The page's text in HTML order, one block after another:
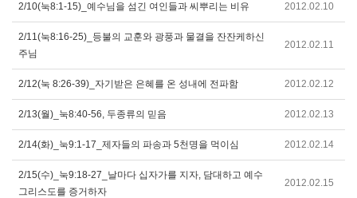
2/10(눅8:1-15)_예수님을 섬긴 여인들과 씨뿌리는 비유 2012.02.10
2/11(눅8:16-25)_등불의 교훈와 광풍과 물결을 잔잔케하신
주님
2012.02.11
2/12(눅 8:26-39)_자기받은 은혜를 온 성내에 전파함 2012.02.12
2/13(월)_눅8:40-56, 두종류의 믿음 2012.02.13
2/14(화)_눅9:1-17_제자들의 파송과 5천명을 먹이심 2012.02.14
2/15(수)_눅9:18-27_날마다 십자가를 지자, 담대하고 예수
그리스도를 증거하자
2012.02.15